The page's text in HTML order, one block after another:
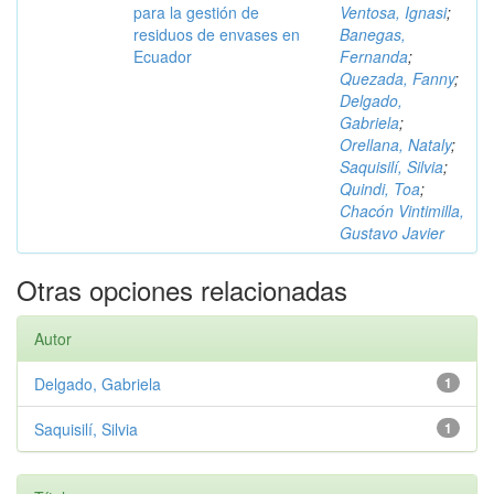
para la gestión de
residuos de envases en
Ecuador
Ventosa, Ignasi;
Banegas,
Fernanda;
Quezada, Fanny;
Delgado,
Gabriela;
Orellana, Nataly;
Saquisilí, Silvia;
Quindi, Toa;
Chacón Vintimilla,
Gustavo Javier
Otras opciones relacionadas
Autor
1
Delgado, Gabriela
1
Saquisilí, Silvia